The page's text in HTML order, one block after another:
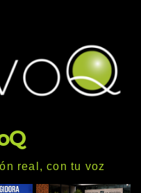
real, con tu voz